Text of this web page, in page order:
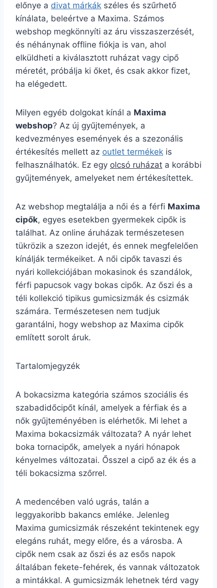
előnye a divat márkák széles és szűrhető
kínálata, beleértve a Maxima. Számos
webshop megkönnyíti az áru visszaszerzését,
és néhánynak offline fiókja is van, ahol
elküldheti a kiválasztott ruházat vagy cipő
méretét, próbálja ki őket, és csak akkor fizet,
ha elégedett.
Milyen egyéb dolgokat kínál a Maxima
webshop? Az új gyűjtemények, a
kedvezményes események és a szezonális
értékesítés mellett az outlet termékek is
felhasználhatók. Ez egy olcsó ruházat a korábbi
gyűjtemények, amelyeket nem értékesítettek.
Az webshop megtalálja a női és a férfi Maxima
cipők, egyes esetekben gyermekek cipők is
találhat. Az online áruházak természetesen
tükrözik a szezon idejét, és ennek megfelelően
kínálják termékeiket. A női cipők tavaszi és
nyári kollekciójában mokasinok és szandálok,
férfi papucsok vagy bokas cipők. Az őszi és a
téli kollekció tipikus gumicsizmák és csizmák
számára. Természetesen nem tudjuk
garantálni, hogy webshop az Maxima cipők
említett sorolt áruk.
Tartalomjegyzék
A bokacsizma kategória számos szociális és
szabadidőcipőt kínál, amelyek a férfiak és a
nők gyűjteményében is elérhetők. Mi lehet a
Maxima bokacsizmák változata? A nyár lehet
boka tornacipők, amelyek a nyári hónapok
kényelmes változatai. Ősszel a cipő az ék és a
téli bokacsizma szőrrel.
A medencében való ugrás, talán a
leggyakoribb bakancs emléke. Jelenleg
Maxima gumicsizmák részeként tekintenek egy
elegáns ruhát, megy előre, és a városba. A
cipők nem csak az őszi és az esős napok
általában fekete-fehérek, és vannak változatok
a mintákkal. A gumicsizmák lehetnek térd vagy